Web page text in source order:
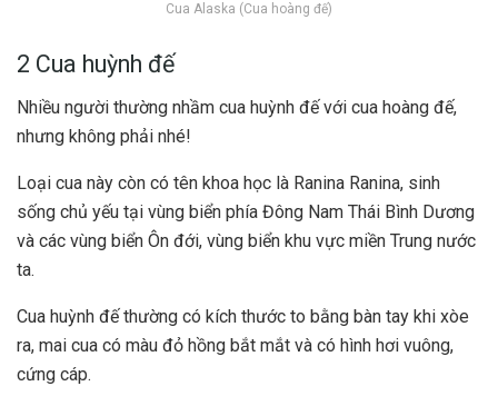
Cua Alaska (Cua hoàng đế)
2 Cua huỳnh đế
Nhiều người thường nhầm cua huỳnh đế với cua hoàng đế,
nhưng không phải nhé!
Loại cua này còn có tên khoa học là Ranina Ranina, sinh
sống chủ yếu tại vùng biển phía Đông Nam Thái Bình Dương
và các vùng biển Ôn đới, vùng biển khu vực miền Trung nước
ta.
Cua huỳnh đế thường có kích thước to bằng bàn tay khi xòe
ra, mai cua có màu đỏ hồng bắt mắt và có hình hơi vuông,
cứng cáp.